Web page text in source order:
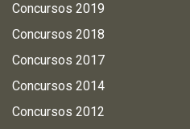
Concursos 2019
Concursos 2018
Concursos 2017
Concursos 2014
Concursos 2012